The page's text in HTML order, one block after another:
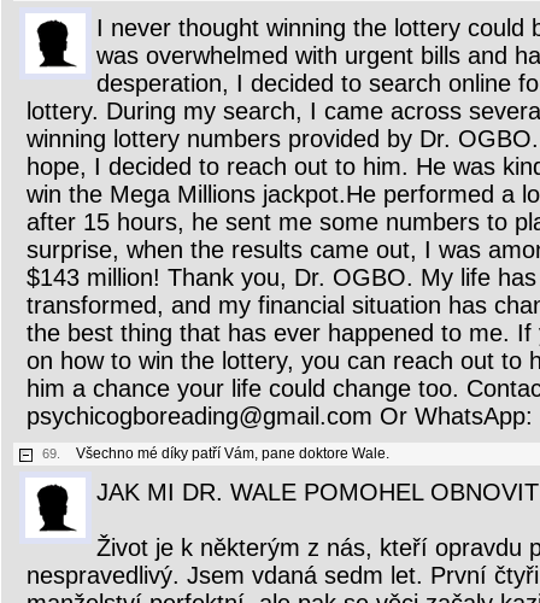
I never thought winning the lottery could
was overwhelmed with urgent bills and
desperation, I decided to search online
lottery. During my search, I came across
winning lottery numbers provided by Dr.
hope, I decided to reach out to him. He was
win the Mega Millions jackpot.He performed a
after 15 hours, he sent me some numbers to
surprise, when the results came out, I was
$143 million! Thank you, Dr. OGBO. My life
transformed, and my financial situation has
the best thing that has ever happened to me.
on how to win the lottery, you can reach out to
him a chance your life could change too.
psychicogboreading@gmail.com Or
69. Všechno mé díky patří Vám, pane doktore Wale.
JAK MI DR. WALE POMOHEL
Život je k některým z nás, kteří opravdu
nespravedlivý. Jsem vdaná sedm let. První